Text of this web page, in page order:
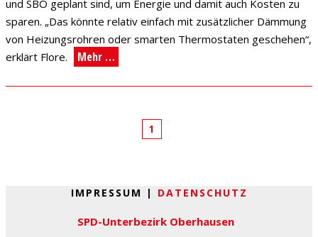
und SBO geplant sind, um Energie und damit auch Kosten zu
sparen. „Das könnte relativ einfach mit zusätzlicher Dämmung
von Heizungsrohren oder smarten Thermostaten geschehen“,
erklärt Flore.
Mehr …
1
IMPRESSUM | DATENSCHUTZ
SPD-Unterbezirk Oberhausen